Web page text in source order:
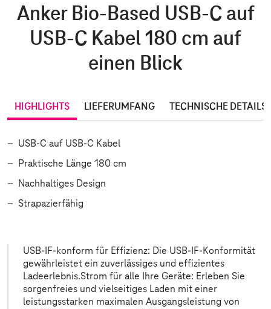
Anker Bio-Based USB-C auf
USB-C Kabel 180 cm auf
einen Blick
HIGHLIGHTS LIEFERUMFANG TECHNISCHE DETAILS
USB-C auf USB-C Kabel
Praktische Länge 180 cm
Nachhaltiges Design
Strapazierfähig
USB-IF-konform für Effizienz: Die USB-IF-Konformität
gewährleistet ein zuverlässiges und effizientes
Ladeerlebnis.Strom für alle Ihre Geräte: Erleben Sie
sorgenfreies und vielseitiges Laden mit einer
leistungsstarken maximalen Ausgangsleistung von